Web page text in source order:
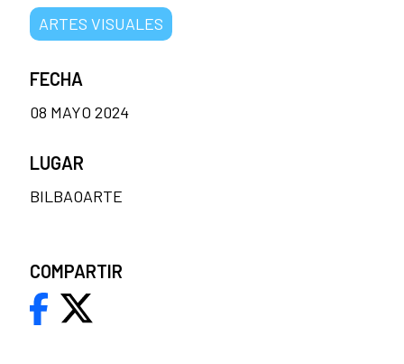
ARTES VISUALES
FECHA
08 MAYO 2024
LUGAR
BILBAOARTE
COMPARTIR